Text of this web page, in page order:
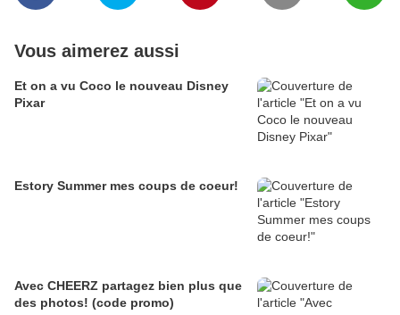
Vous aimerez aussi
Et on a vu Coco le nouveau Disney
Pixar
Estory Summer mes coups de coeur!
Avec CHEERZ partagez bien plus que
des photos! (code promo)